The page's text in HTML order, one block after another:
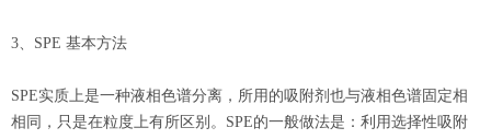
3、SPE 基本方法
SPE实质上是一种液相色谱分离，所用的吸附剂也与液相色谱固定相
相同，只是在粒度上有所区别。SPE的一般做法是：利用选择性吸附